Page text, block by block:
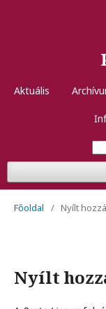
Aktuális
Főoldal / Nyílt
Nyílt